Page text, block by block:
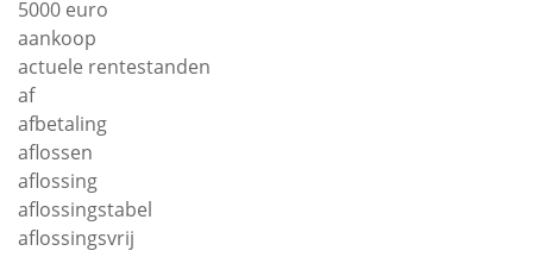
5000 euro
aankoop
actuele rentestanden
af
afbetaling
aflossen
aflossing
aflossingstabel
aflossingsvrij